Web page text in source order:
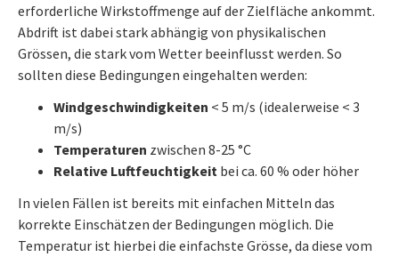
erforderliche Wirkstoffmenge auf der Zielfläche ankommt.
Abdrift ist dabei stark abhängig von physikalischen
Grössen, die stark vom Wetter beeinflusst werden. So
sollten diese Bedingungen eingehalten werden:
Windgeschwindigkeiten < 5 m/s (idealerweise < 3
m/s)
Temperaturen zwischen 8-25 °C
Relative Luftfeuchtigkeit bei ca. 60 % oder höher
In vielen Fällen ist bereits mit einfachen Mitteln das
korrekte Einschätzen der Bedingungen möglich. Die
Temperatur ist hierbei die einfachste Grösse, da diese vom